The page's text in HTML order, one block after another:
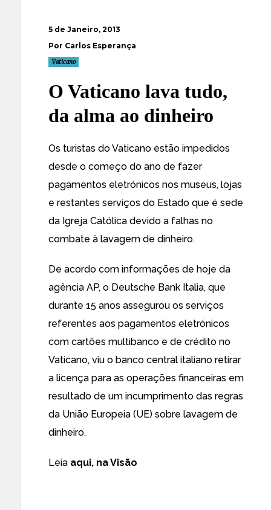
5 de Janeiro, 2013
Por Carlos Esperança
Vaticano
O Vaticano lava tudo,
da alma ao dinheiro
Os turistas do Vaticano estão impedidos
desde o começo do ano de fazer
pagamentos eletrónicos nos museus, lojas
e restantes serviços do Estado que é sede
da Igreja Católica devido a falhas no
combate à lavagem de dinheiro.
De acordo com informações de hoje da
agência AP, o Deutsche Bank Italia, que
durante 15 anos assegurou os serviços
referentes aos pagamentos eletrónicos
com cartões multibanco e de crédito no
Vaticano, viu o banco central italiano retirar
a licença para as operações financeiras em
resultado de um incumprimento das regras
da União Europeia (UE) sobre lavagem de
dinheiro.
Leia aqui, na Visão